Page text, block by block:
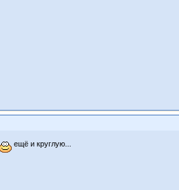
ещё и круглую...